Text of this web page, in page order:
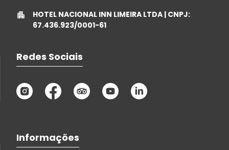
HOTEL NACIONAL INN LIMEIRA LTDA | CNPJ:
67.436.923/0001-61
Redes Sociais
Informações